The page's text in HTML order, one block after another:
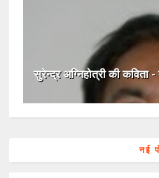
सुरेन्द्र अग्निहोत्री की
नई